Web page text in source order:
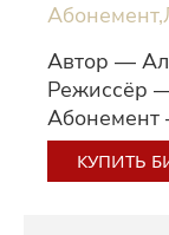
КУПИТЬ
Автор —
Режиссёр
Абонемент,